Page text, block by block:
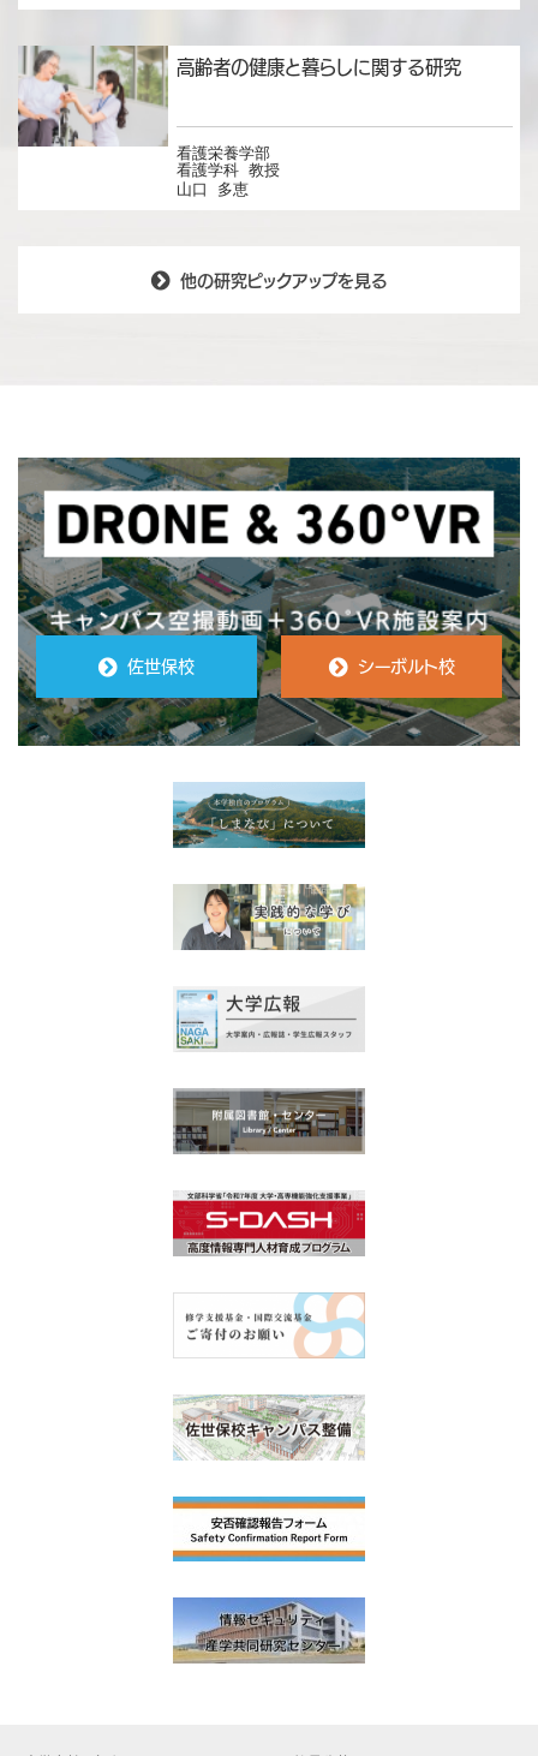
高齢者の健康と暮らしに関する研究
看護栄養学部
看護学科 教授
山口 多恵
他の研究ピックアップを見る
佐世保校 シーボルト校